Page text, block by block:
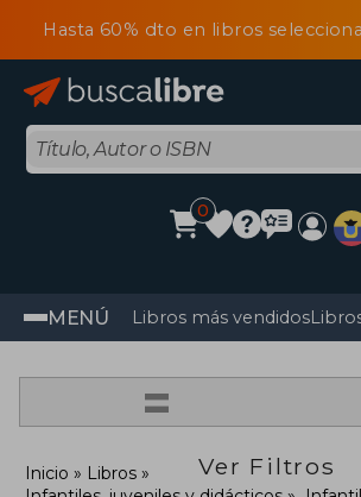
Hasta 60% dto en libros
0
MENÚ Libros más vendidos
=
Ver Filtros
Inicio
Libros